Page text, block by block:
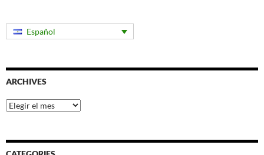
Español
ARCHIVES
Archives